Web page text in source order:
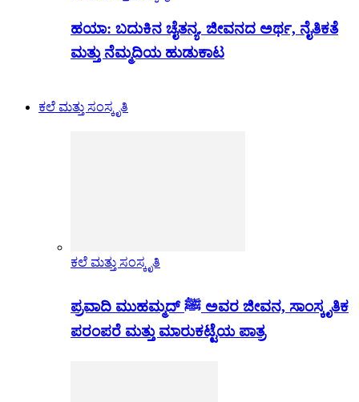
ಹಯಾ: ಬದುಕಿನ ಚೈತನ್ಯ. ಜೀವನದ ಅರ್ಥ, ನೈತಿಕತೆ
ಮತ್ತು ನೆಮ್ಮದಿಯ ಹುಡುಕಾಟ
ಕಲೆ ಮತ್ತು ಸಂಸ್ಕೃತಿ
ಕಲೆ ಮತ್ತು ಸಂಸ್ಕೃತಿ
ಪ್ರವಾದಿ ಮುಹಮ್ಮದ್ ﷺ ಅವರ ಜೀವನ, ಸಾಂಸ್ಕೃತಿಕ
ಪರಂಪರೆ ಮತ್ತು ಮಾರುಕಟ್ಟೆಯ ಪಾತ್ರ